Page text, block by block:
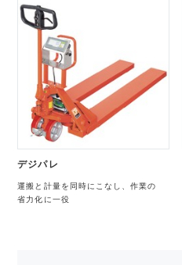
デジパレ
運搬と計量を同時にこなし、作業の
省力化に一役